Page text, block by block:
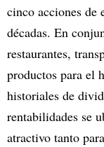
cinco acciones de
décadas. En
restaurantes,
productos para el
historiales de
rentabilidades se
atractivo tanto